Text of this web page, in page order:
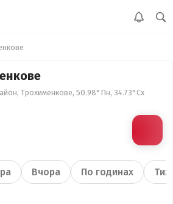
Трохименкове, 50.98°Пн, 34.73°Сх
Вчора По годинах